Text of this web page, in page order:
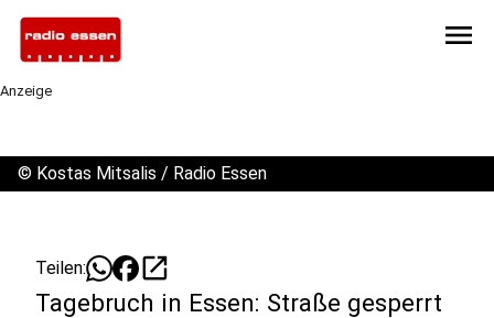
menu
Anzeige
© Kostas Mitsalis / Radio Essen
Teilen: open_in_new
Tagebruch in Essen: Straße gesperrt